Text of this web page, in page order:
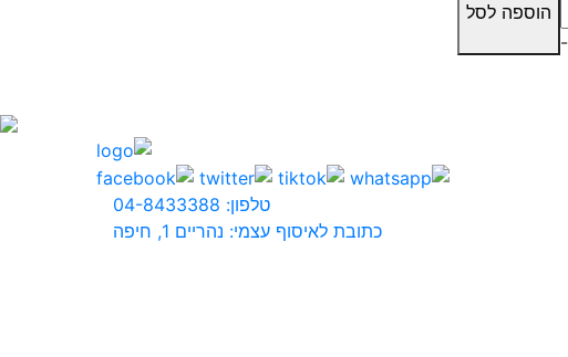
-
הוספה לסל
טלפון: 04-8433388
כתובת לאיסוף עצמי: נהריים 1, חיפה